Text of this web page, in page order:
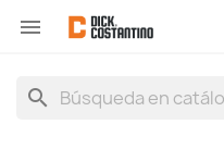

search